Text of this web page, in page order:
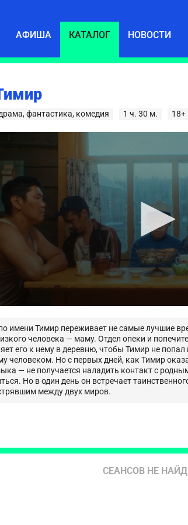
АФИША КАТАЛОГ НОВОСТИ
фантастика, комедия 1 ч. 30 м. 18+
имени Тимир переживает не самые лучшие
человека — маму. Отдел опеки и
его к нему в деревню, чтобы Тимир не
человеком. Но с первых дней, как Тимир
— не получается наладить контакт с
Но в один день он встречает
между двух миров.
СЕАНСОВ НЕ